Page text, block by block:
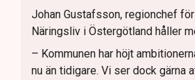
Johan Gustafsson, regionchef
Näringsliv i Östergötland håller
– Kommunen har höjt
nu än tidigare. Vi ser dock gärna